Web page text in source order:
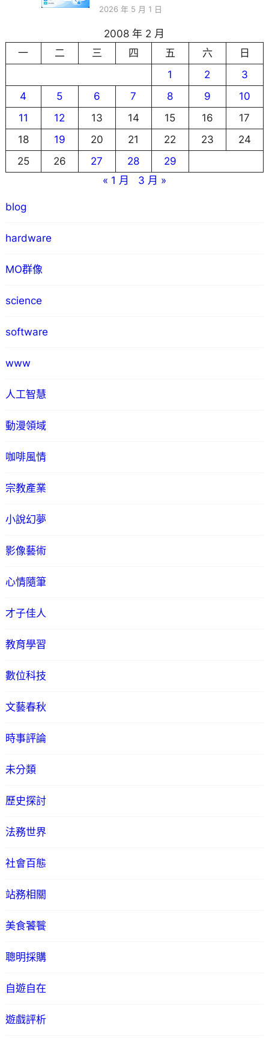
2026 年 5 月 1 日
2008 年 2 月
一
二 三 四 五 六
日
1
2
3
4
5 6 7 8 9
10
11
12 13 14 15 16
17
18
19 20 21 22 23
24
25
26 27 28
29
« 1 月
3 月 »
blog
hardware
MO群像
science
software
www
人工智慧
動漫領域
咖啡風情
宗教產業
小說幻夢
影像藝術
心情隨筆
才子佳人
教育學習
數位科技
文藝春秋
時事評論
未分類
歷史探討
法務世界
社會百態
站務相關
美食饕餮
聰明採購
自遊自在
遊戲評析